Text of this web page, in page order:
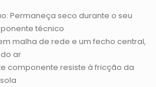
Permaneça seco durante o seu
técnico
malha de rede e um fecho central,
ar
componente resiste à fricção da